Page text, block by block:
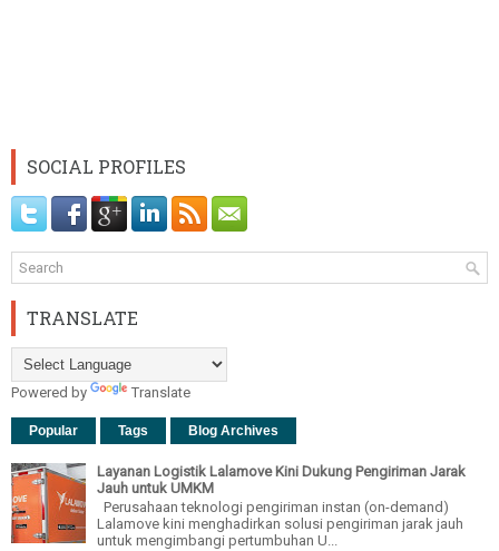
SOCIAL PROFILES
TRANSLATE
Powered by Translate
Popular Tags Blog Archives
Layanan Logistik Lalamove Kini Dukung Pengiriman Jarak
Jauh untuk UMKM
Perusahaan teknologi pengiriman instan (on-demand)
Lalamove kini menghadirkan solusi pengiriman jarak jauh
untuk mengimbangi pertumbuhan U...